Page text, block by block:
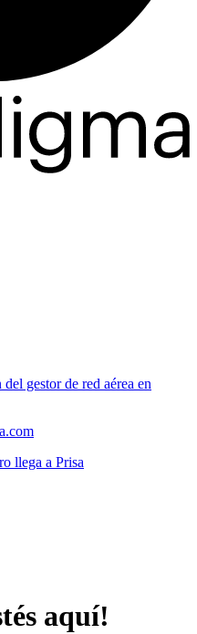
gestor de red aérea en
llega a Prisa
aquí!